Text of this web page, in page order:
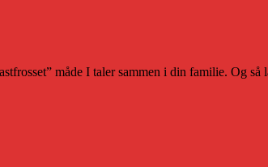
måde I taler sammen i din familie. Og